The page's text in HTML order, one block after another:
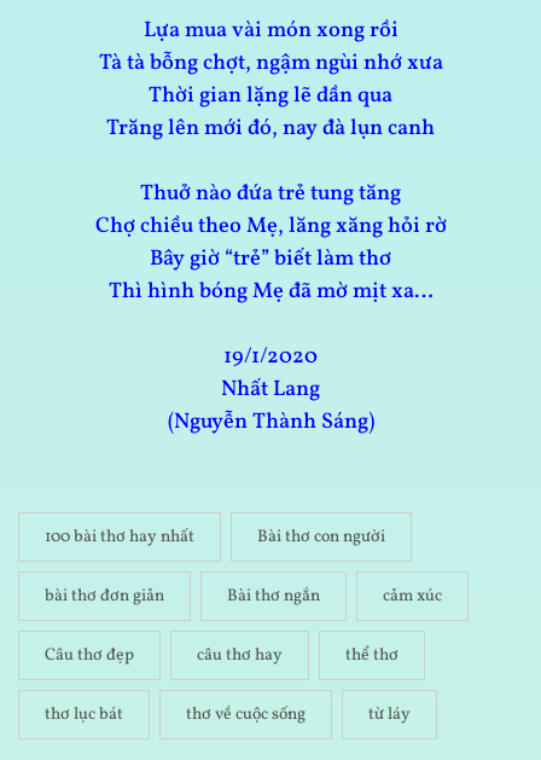
Lựa mua vài món xong rồi
Tà tà bỗng chợt, ngậm ngùi nhớ xưa
Thời gian lặng lẽ dần qua
Trăng lên mới đó, nay đà lụn canh
Thuở nào đứa trẻ tung tăng
Chợ chiều theo Mẹ, lăng xăng hỏi rờ
Bây giờ “trẻ” biết làm thơ
Thì hình bóng Mẹ đã mờ mịt xa…
19/1/2020
Nhất Lang
(Nguyễn Thành Sáng)
100 bài thơ hay nhất Bài thơ con người
bài thơ đơn giản Bài thơ ngắn cảm xúc
Câu thơ đẹp câu thơ hay thể thơ
thơ lục bát thơ về cuộc sống từ láy